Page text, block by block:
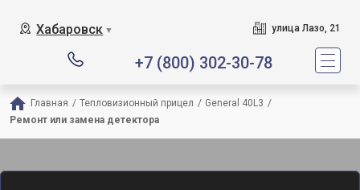
Хабаровск ▼ улица Лазо, 21
+7 (800) 302-30-78
Главная / Тепловизионный прицел / General 40L3 /
Ремонт или замена детектора